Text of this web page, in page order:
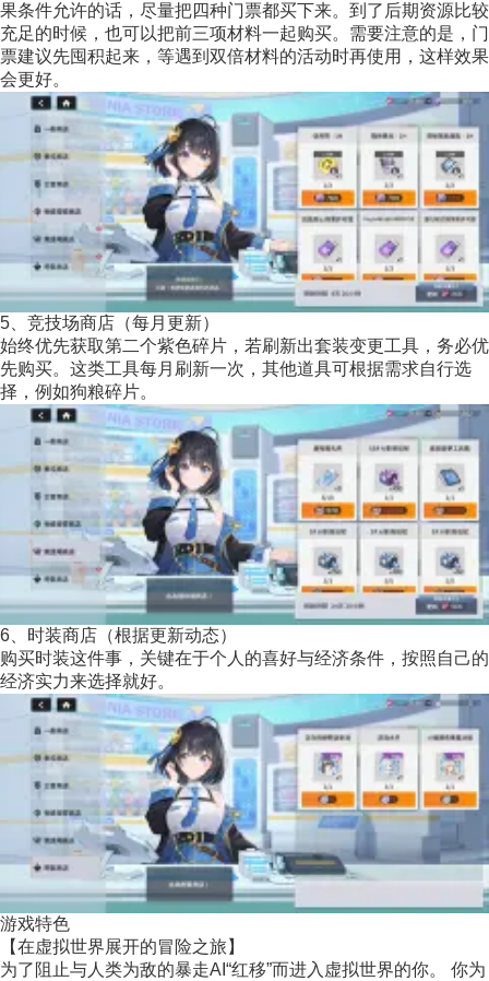
果条件允许的话，尽量把四种门票都买下来。到了后期资源比较
充足的时候，也可以把前三项材料一起购买。需要注意的是，门
票建议先囤积起来，等遇到双倍材料的活动时再使用，这样效果
会更好。
5、竞技场商店（每月更新）
始终优先获取第二个紫色碎片，若刷新出套装变更工具，务必优
先购买。这类工具每月刷新一次，其他道具可根据需求自行选
择，例如狗粮碎片。
6、时装商店（根据更新动态）
购买时装这件事，关键在于个人的喜好与经济条件，按照自己的
经济实力来选择就好。
游戏特色
【在虚拟世界展开的冒险之旅】
为了阻止与人类为敌的暴走AI“红移”而进入虚拟世界的你。 你为